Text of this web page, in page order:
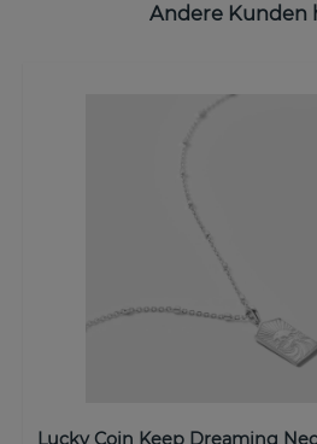
Andere Kunden
Lucky Coin Keep Dreaming